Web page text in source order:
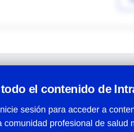
todo el contenido de
sesión para acceder a
comunidad profesional de salud